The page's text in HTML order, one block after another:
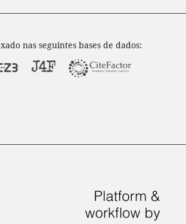
nas seguintes bases de dados: